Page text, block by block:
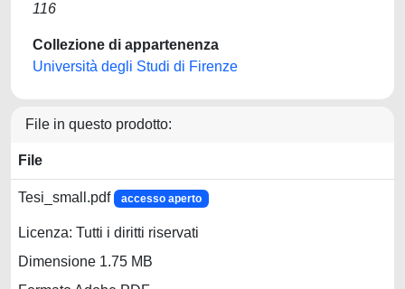
116
Collezione di appartenenza
Università degli Studi di Firenze
File in questo prodotto:
File
Tesi_small.pdf accesso aperto
Licenza: Tutti i diritti riservati
Dimensione 1.75 MB